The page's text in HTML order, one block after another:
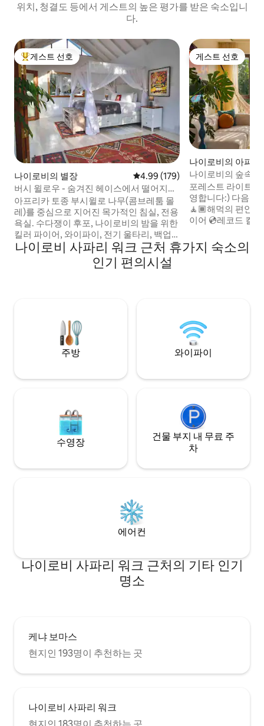
위치, 청결도 등에서 게스트의 높은 평가를 받은 숙소입니
다.
상위 게스트 선호
게스트 선호
나이로비의 별장 평점 4.99점(5점 만점), 후기 179
4.99 (179)
버시 윌로우 - 숨겨진 헤이스에서 떨어지는
햇살.
아프리카 토종 부시윌로 나무(콤브레툼 몰
레)를 중심으로 지어진 목가적인 침실, 전용
욕실. 수다쟁이 후포, 나이로비의 밤을 위한
킬러 파이어, 와이파이, 전기 울타리, 백업
인버터 및 발전기, 베란다 2개, 마실 수 있는
시추공 물, 성숙한 정원 및 나무가 완비되어
서 50분, 나이로비 중심가에서 70분 거리에
게스트 선호
게스트 선호
나이로비의 아파트
나이로비의 숲속
포레스트 라이트
영합니다:) 다음을
🧘🏾해먹의 편안
이어 💿레코드 컬
업무 공간 🚀고속
앰비언트 라이트 🅿️주차 🍳 주방 시설 완비
나이로비 사파리 워크 근처 휴가지 숙소의
인기 편의시설
주방 와이파이
수영장
건물 부지 내 무료 주
차
에어컨
나이로비 사파리 워크 근처의 기타 인기
명소
케냐 보마스
현지인 193명이 추천하는 곳
나이로비 사파리 워크